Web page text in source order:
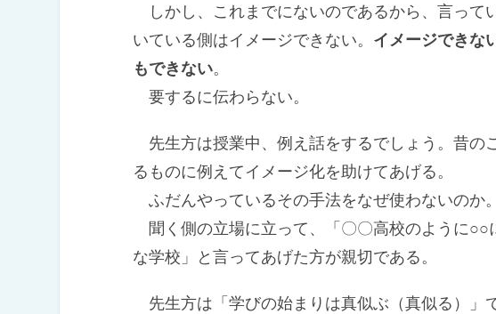
しかし、これまでにないのであるから、言って
いている側はイメージできない。 イメージできな
もできない。
要するに伝わらない。
先生方は授業中、例え話をするでしょう。昔の
るものに例えてイメージ化を助けてあげる。
ふだんやっているその手法をなぜ使わないのか。
聞く側の立場に立って、「〇〇高校のように○○
な学校」と言ってあげた方が親切である。
先生方は「学びの始まりは真似ぶ（真似る）」